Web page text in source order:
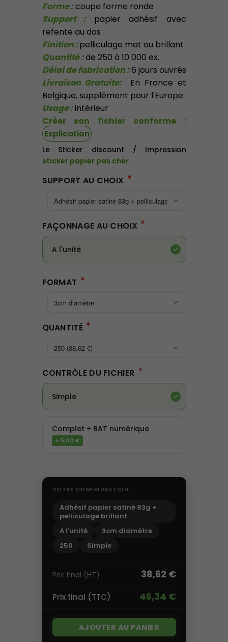
(12 avis)
Forme :coupe forme ronde
Support :papier adhésif avec
refente au dos
Finition :pelliculage mat ou brillant
Quantité :de 250 à 10 000 ex.
Délai de fabrication :6 jours ouvrés
Livraison Gratuite:En France et
Belgique, supplément pour l'Europe
Usage :intérieur
Créer son fichier conforme :
Explication
Le Sticker discount / Impression
sticker papier pas cher
SUPPORT AU CHOIX *
FAÇONNAGE AU CHOIX *
A l'unité
FORMAT *
QUANTITÉ *
CONTRÔLE DU FICHIER *
Simple
Complet + BAT numérique
+ 5,00 €
VOTRE CONFIGURATION:
Adhésif papier satiné 83g +
pelliculage brillant
A l'unité
3cm diamètre
250
Simple
Prix final (HT) 38,62 €
Prix final (TTC) 46,34 €
AJOUTER AU PANIER